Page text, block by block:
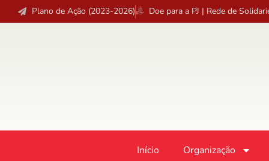
Plano de Ação (2023-2026) Doe para a PJ | Rede de
Início Organização